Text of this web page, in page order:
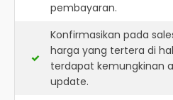
pembayaran.
Konfirmasikan pada
harga yang tertera di
terdapat kemungkinan
update.